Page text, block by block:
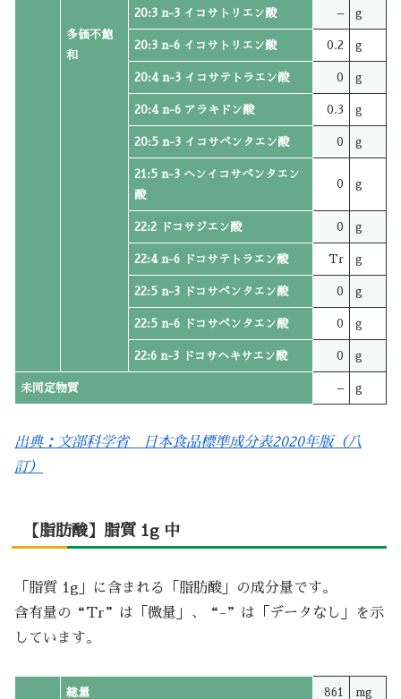
多価不飽
和
20:3 n-3 イコサトリエン酸 – g
20:3 n-6 イコサトリエン酸 0.2 g
20:4 n-3 イコサテトラエン酸 0 g
20:4 n-6 アラキドン酸 0.3 g
20:5 n-3 イコサペンタエン酸 0 g
21:5 n-3 ヘンイコサペンタエン
酸
0 g
22:2 ドコサジエン酸 0 g
22:4 n-6 ドコサテトラエン酸 Tr g
22:5 n-3 ドコサペンタエン酸 0 g
22:5 n-6 ドコサペンタエン酸 0 g
22:6 n-3 ドコサヘキサエン酸 0 g
未同定物質 – g
出典：文部科学省 日本食品標準成分表2020年版（八
訂）
【脂肪酸】脂質 1g 中
「脂質 1g」に含まれる「脂肪酸」の成分量です。
含有量の“Tr”は「微量」、“-”は「データなし」を示
しています。
総量 861 mg